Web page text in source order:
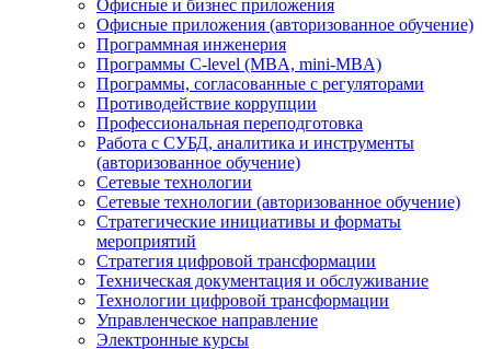
Офисные и бизнес приложения
Офисные приложения (авторизованное обучение)
Программная инженерия
Программы C-level (MBA, mini-MBA)
Программы, согласованные с регуляторами
Противодействие коррупции
Профессиональная переподготовка
Работа с СУБД, аналитика и инструменты
(авторизованное обучение)
Сетевые технологии
Сетевые технологии (авторизованное обучение)
Стратегические инициативы и форматы
мероприятий
Стратегия цифровой трансформации
Техническая документация и обслуживание
Технологии цифровой трансформации
Управленческое направление
Электронные курсы